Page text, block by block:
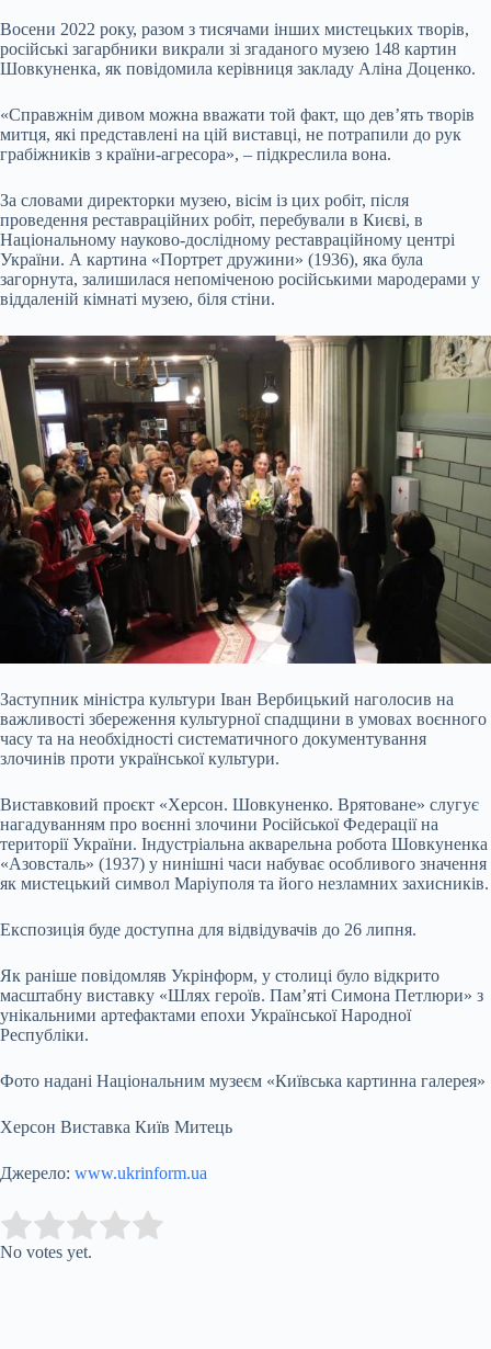
Восени 2022 року, разом з тисячами інших мистецьких творів,
російські загарбники викрали зі згаданого музею 148 картин
Шовкуненка, як повідомила керівниця закладу Аліна Доценко.
«Справжнім дивом можна вважати той факт, що дев’ять творів
митця, які представлені на цій виставці, не потрапили до рук
грабіжників з країни-агресора», – підкреслила вона.
За словами директорки музею, вісім із цих робіт, після
проведення реставраційних робіт, перебували в Києві, в
Національному науково-дослідному реставраційному центрі
України. А картина «Портрет дружини» (1936), яка була
загорнута, залишилася непоміченою російськими мародерами у
віддаленій кімнаті музею, біля стіни.
Заступник міністра культури Іван Вербицький наголосив на
важливості збереження культурної спадщини в умовах воєнного
часу та на необхідності систематичного документування
злочинів проти української культури.
Виставковий проєкт «Херсон. Шовкуненко. Врятоване» слугує
нагадуванням про воєнні злочини Російської Федерації на
території України. Індустріальна акварельна робота Шовкуненка
«Азовсталь» (1937) у нинішні часи набуває особливого значення
як мистецький символ Маріуполя та його незламних захисників.
Експозиція буде доступна для відвідувачів до 26 липня.
Як раніше повідомляв Укрінформ, у столиці було відкрито
масштабну виставку «Шлях героїв. Пам’яті Симона Петлюри» з
унікальними артефактами епохи Української Народної
Республіки.
Фото надані Національним музеєм «Київська картинна галерея»
Херсон Виставка Київ Митець
Джерело: www.ukrinform.ua
Rate this item:
No votes yet.